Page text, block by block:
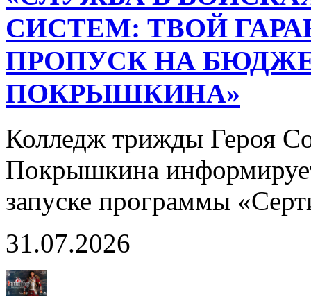
СИСТЕМ: ТВОЙ
ПРОПУСК НА
ПОКРЫШКИНА»
Колледж трижды Героя
Покрышкина
запуске программы
31.07.2026